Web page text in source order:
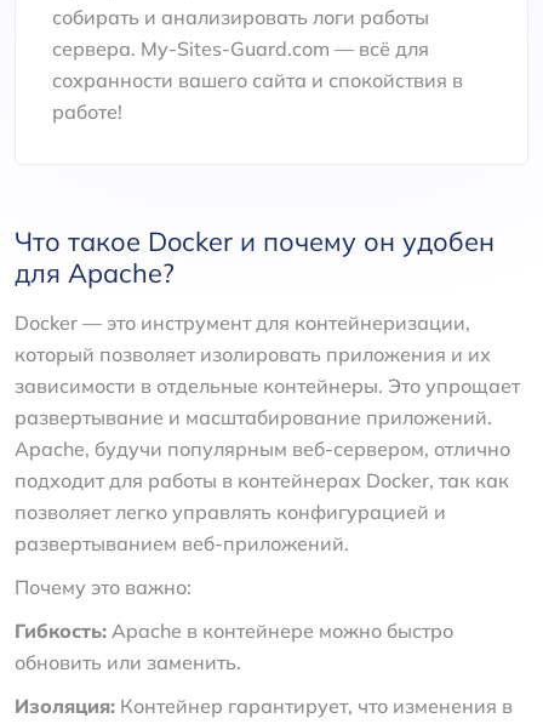
собирать и анализировать логи работы
сервера. My-Sites-Guard.com — всё для
сохранности вашего сайта и спокойствия в
работе!
Что такое Docker и почему он удобен
для Apache?
Docker — это инструмент для контейнеризации,
который позволяет изолировать приложения и их
зависимости в отдельные контейнеры. Это упрощает
развертывание и масштабирование приложений.
Apache, будучи популярным веб-сервером, отлично
подходит для работы в контейнерах Docker, так как
позволяет легко управлять конфигурацией и
развертыванием веб-приложений.
Почему это важно:
Гибкость: Apache в контейнере можно быстро
обновить или заменить.
Изоляция: Контейнер гарантирует, что изменения в